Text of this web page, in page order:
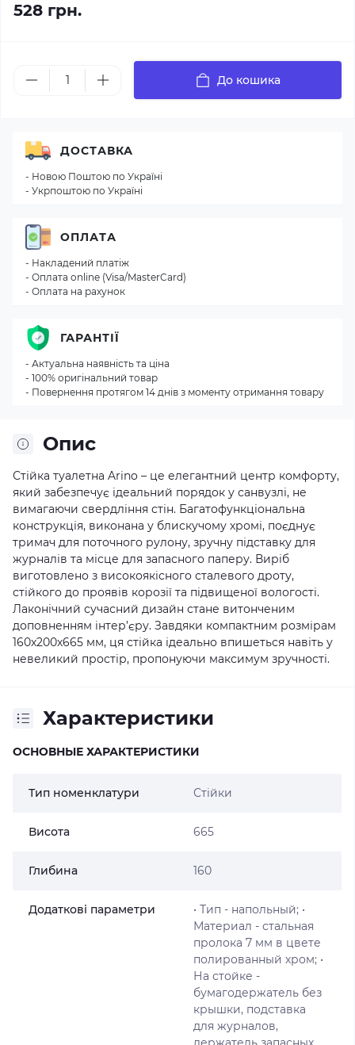
528 грн.
До кошика
Опис
Стійка туалетна Arino – це елегантний центр комфорту,
який забезпечує ідеальний порядок у санвузлі, не
вимагаючи свердління стін. Багатофункціональна
конструкція, виконана у блискучому хромі, поєднує
тримач для поточного рулону, зручну підставку для
журналів та місце для запасного паперу. Виріб
виготовлено з високоякісного сталевого дроту,
стійкого до проявів корозії та підвищеної вологості.
Лаконічний сучасний дизайн стане витонченим
доповненням інтер’єру. Завдяки компактним розмірам
160х200х665 мм, ця стійка ідеально впишеться навіть у
невеликий простір, пропонуючи максимум зручності.
Характеристики
ОСНОВНЫЕ ХАРАКТЕРИСТИКИ
Тип номенклатури Стійки
Висота 665
Глибина 160
Додаткові параметри
• Тип - напольный; •
Материал - стальная
пролока 7 мм в цвете
полированный хром; •
На стойке -
бумагодержатель без
крышки, подставка
для журналов,
ДОСТАВКА
- Новою Поштою по Україні
- Укрпоштою по Україні
ОПЛАТА
- Накладений платіж
- Оплата online (Visa/MasterCard)
- Оплата на рахунок
ГАРАНТІЇ
- Актуальна наявність та ціна
- 100% оригінальний товар
- Повернення протягом 14 днів з моменту отримання товару